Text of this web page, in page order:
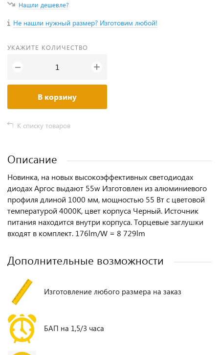
Нашли дешевле?
Не нашли нужный размер? Изготовим любой!
УКАЖИТЕ КОЛИЧЕСТВО
− +
В корзину
К списку товаров
Описание
Новинка, на новых высокоэффективных светодиодах
диодах Аргос выдают 55w Изготовлен из алюминиевого
профиля длиной 1000 мм, мощностью 55 Вт c цветовой
температурой 4000K, цвет корпуса Черный. Источник
питания находится внутри корпуса. Торцевые заглушки
входят в комплект. 176lm/W = 8 729lm
Дополнительные возможности
Изготовление любого размера на заказ
БАП на 1,5/3 часа